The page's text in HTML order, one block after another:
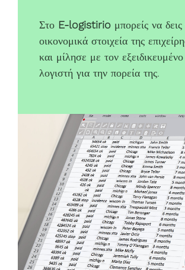
Στο E-logistirioμπορείς να δεις
οικονομικά στοιχεία της
και μίλησε με τον
λογιστή για την πορεία της.